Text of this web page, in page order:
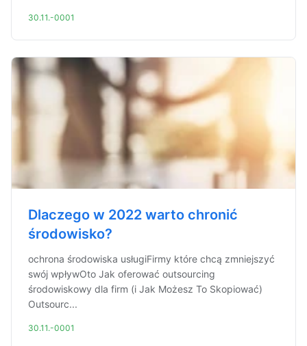
30.11.-0001
Dlaczego w 2022 warto chronić
środowisko?
ochrona środowiska usługiFirmy które chcą zmniejszyć
swój wpływOto Jak oferować outsourcing
środowiskowy dla firm (i Jak Możesz To Skopiować)
Outsourc...
30.11.-0001